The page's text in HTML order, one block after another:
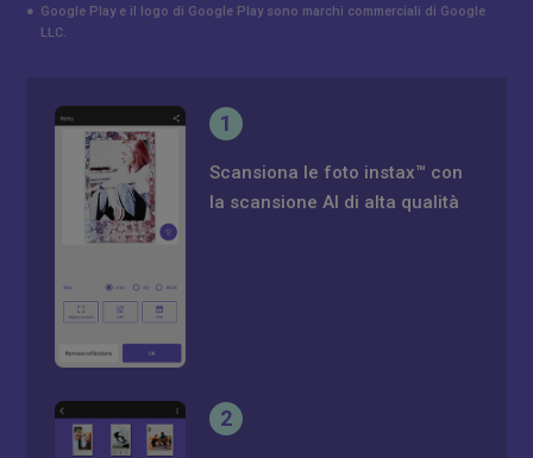
● Google Play e il logo di Google Play sono marchi commerciali di Google
LLC.
1
Scansiona le foto instax™ con
la scansione AI di alta qualità
2